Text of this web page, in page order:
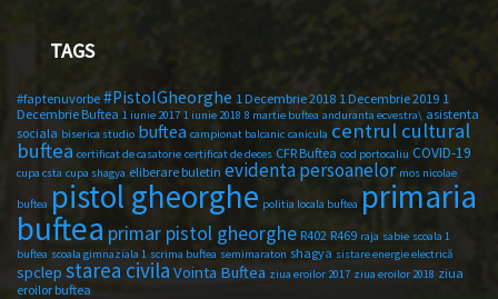
TAGS
#faptenuvorbe #PistolGheorghe 1 Decembrie 2018 1 Decembrie 2019 1
Decembrie Buftea 1 iunie 2017 1 iunie 2018 8 martie buftea anduranta ecvestra\ asistenta
sociala biserica studio buftea campionat balcanic canicula centrul cultural
buftea certificat de casatorie certificat de deces CFR Buftea cod portocaliu COVID-19
cupa csta cupa shagya eliberare buletin evidenta persoanelor mos nicolae
buftea pistol gheorghe politia locala buftea primaria
buftea primar pistol gheorghe R402 R469 raja sabie scoala 1
buftea scoala gimnaziala 1 scrima buftea semimaraton shagya sistare energie electrică
spclep starea civila Vointa Buftea ziua eroilor 2017 ziua eroilor 2018 ziua
eroilor buftea